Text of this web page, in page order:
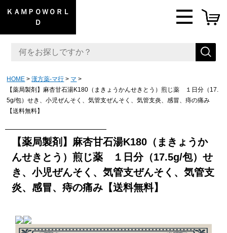
ＫＡＭＰＯＷＯＲＬ
Ｄ
HOME 漢方薬-マ行
マ
【薬局製剤】麻杏甘石湯K180（まきょうかんせきとう）煎じ薬 １日分（17.
5g/包）せき、小児ぜんそく、気管支ぜんそく、気管支炎、感冒、痔の痛み
【送料無料】
【薬局製剤】麻杏甘石湯K180（まきょうか
んせきとう）煎じ薬 １日分（17.5g/包）せ
き、小児ぜんそく、気管支ぜんそく、気管支
炎、感冒、痔の痛み【送料無料】